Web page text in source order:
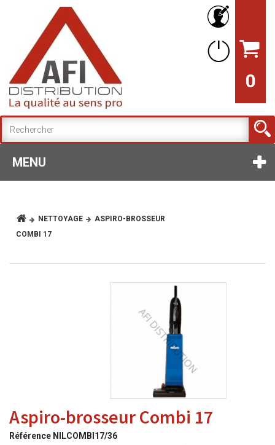
0
MENU
NETTOYAGE
ASPIRO-BROSSEUR
COMBI 17
Aspiro-brosseur Combi 17
Référence NILCOMBI17/36